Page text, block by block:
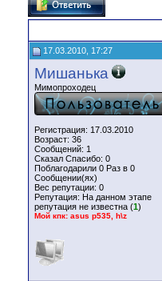
17.03.2010, 17:27
Мишанька
Мимопроходец
Регистрация: 17.03.2010
Возраст: 36
Сообщений: 1
Сказал Спасибо: 0
Поблагодарили 0 Раз в 0
Сообщении(ях)
Вес репутации: 0
Репутация: На данном этапе
репутация не известна (1)
Мой кпк: asus p535, h\z